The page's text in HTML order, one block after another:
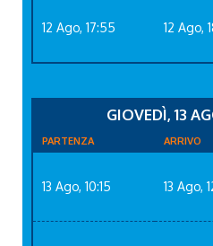
12 Ago, 17:55 12 Ago,
GIOVEDÌ, 13
PARTENZA ARRIVO
13 Ago, 10:15 13 Ago,